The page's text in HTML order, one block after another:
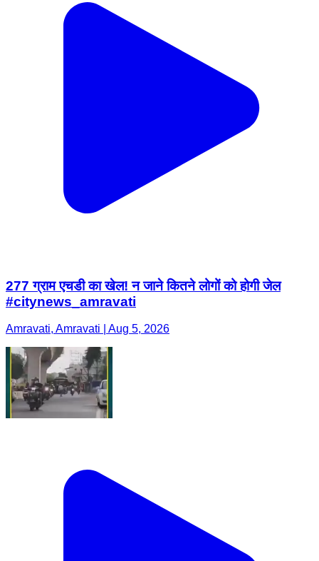
277 ग्राम एचडी का खेल! न जाने कितने लोगों को होगी जेल
#citynews_amravati
Amravati, Amravati | Aug 5, 2026